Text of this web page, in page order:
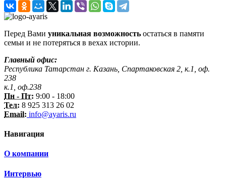
Перед Вами уникальная возможность остаться в памяти
семьи и не потеряться в вехах истории.
Главный офис:
Республика Татарстан г. Казань, Спартаковская 2, к.1, оф.
238
к.1, оф.238
Пн - Пт: 9:00 - 18:00
Тел: 8 925 313 26 02
Email: info@ayaris.ru
Навигация
О компании
Интервью